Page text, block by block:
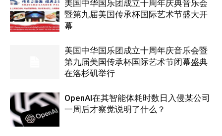
美国中华国乐团成立十周年庆典音乐会
暨第九届美国传承杯国际艺术节盛大开
幕
美国中华国乐团成立十周年庆音乐会暨
第九届美国传承杯国际艺术节闭幕盛典
在洛杉矶举行
OpenAI在其智能体耗时数日入侵某公司
一周后才察觉说明了什么？